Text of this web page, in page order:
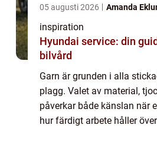
05 augusti 2026 Amanda
inspiration
Hyundai service: din
bilvård
Garn är grunden i alla
plagg. Valet av material,
påverkar både känslan när
hur färdigt arbete håller